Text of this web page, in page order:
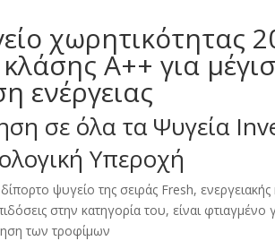
χωρητικότητας
Α++ για
ενέργειας
σε όλα τα Ψυγεία
Υπεροχή
ψυγείο της σειράς Fresh,
στην κατηγορία του, είναι φτιαγμένο
των τροφίμων